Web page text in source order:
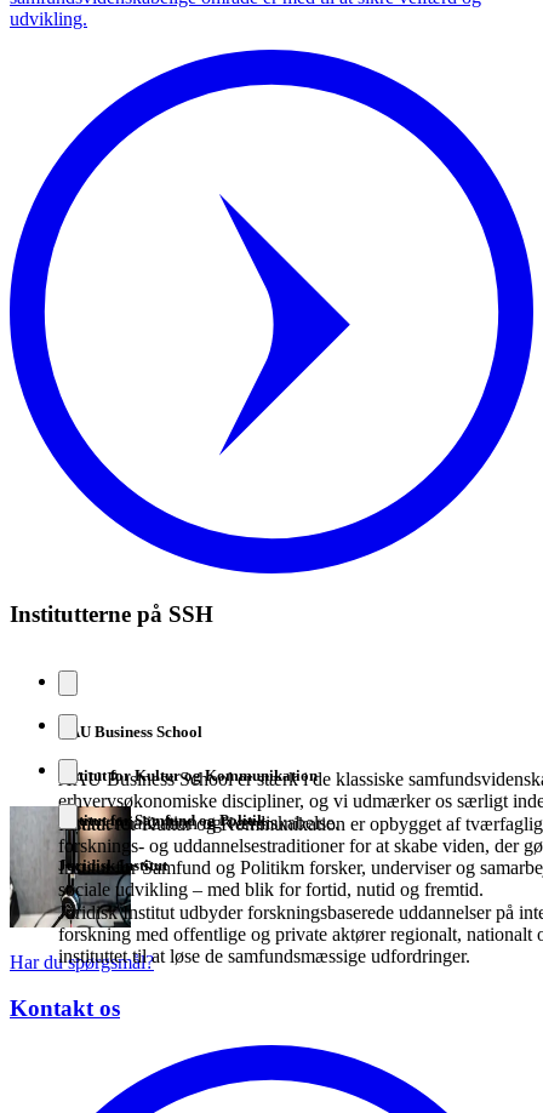
udvikling.
Institutterne på SSH
AAU Business School
AAU Business School er stærk i de klassiske
erhvervsøkonomiske discipliner, og vi udmærker os særligt
commercialization og værdiskabelse.
Institut for Kultur og Kommunikation
Institut for Kultur og Kommunikation er opbygget af
forsknings- og uddannelsestraditioner for at skabe viden, der
Institut for Samfund og Politik
Institut for Samfund og Politikm forsker, underviser og
sociale udvikling – med blik for fortid, nutid og fremtid.
Juridisk Institut
Juridisk Institut udbyder forskningsbaserede uddannelser på
forskning med offentlige og private aktører regionalt, nationalt
instituttet til at løse de samfundsmæssige udfordringer.
Har du spørgsmål?
Kontakt os